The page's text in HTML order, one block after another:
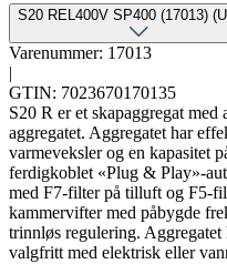
S20
Varenummer: 17013
|
GTIN: 7023670170135
S20 R er et skapaggregat
aggregatet. Aggregatet har
varmeveksler og en kapasitet
ferdigkoblet «Plug & Play»-
med F7-filter på tilluft og F5-
kammervifter med påbygde
trinnløs regulering.
valgfritt med elektrisk eller